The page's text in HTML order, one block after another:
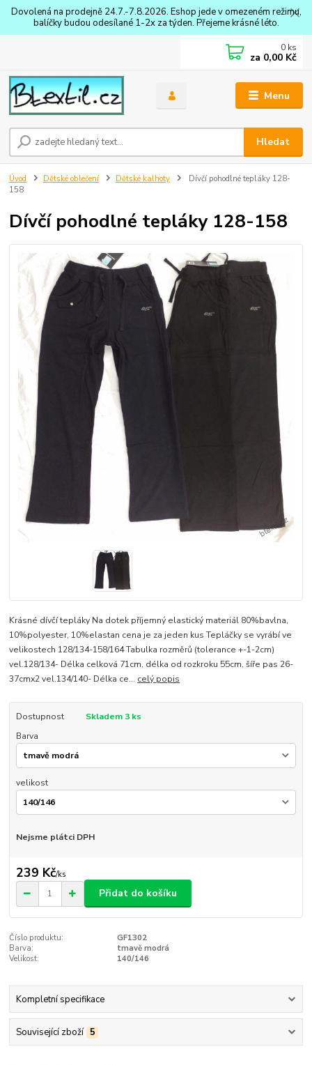
Dovolená na prodejně 24.7.-7.8.2026. Eshop jede v omezeném režimu,
balíčky budou odesílané 1-2x za týden. Přejeme krásné léto.
Menu
Hledat
0 ks
za 0,00 Kč
Úvod Dětské oblečení Dětské kalhoty
Dívčí pohodlné tepláky 128-
158
Dívčí pohodlné tepláky 128-158
Krásné dívčí tepláky Na dotek příjemný elastický materiál 80%bavlna,
10%polyester, 10%elastan cena je za jeden kus Tepláčky se vyrábí ve
velikostech 128/134-158/164 Tabulka rozměrů (tolerance +-1-2cm)
vel.128/134- Délka celková 71cm, délka od rozkroku 55cm, šíře pas 26-
37cmx2 vel.134/140- Délka ce... celý popis
Dostupnost
Skladem 3 ks
Barva
velikost
Nejsme plátci DPH
239 Kč/ks
Přidat do košíku
Číslo produktu:
GF1302
Barva:
tmavě modrá
Velikost:
140/146
Kompletní specifikace
Související zboží 5